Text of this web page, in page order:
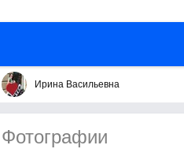
Ирина Васильевна
Фотографии